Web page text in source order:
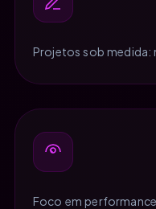
Projetos sob medida:
Foco em